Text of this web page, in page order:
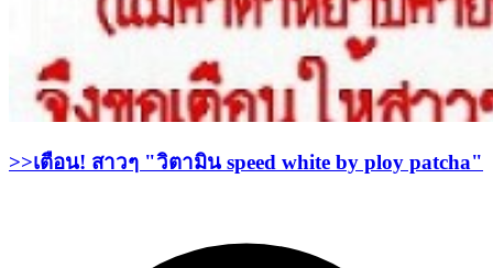
>>เตือน! สาวๆ "วิตามิน speed white by ploy patcha"